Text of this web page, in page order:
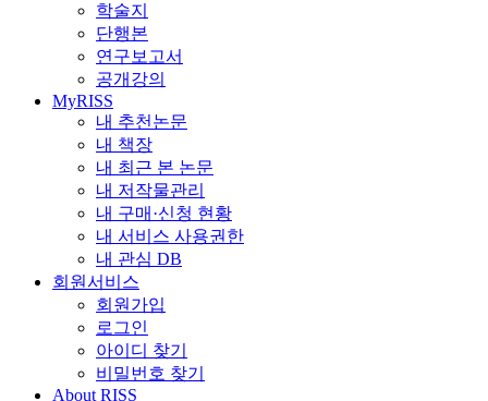
학술지
단행본
연구보고서
공개강의
MyRISS
내 추천논문
내 책장
내 최근 본 논문
내 저작물관리
내 구매·신청 현황
내 서비스 사용권한
내 관심 DB
회원서비스
회원가입
로그인
아이디 찾기
비밀번호 찾기
About RISS